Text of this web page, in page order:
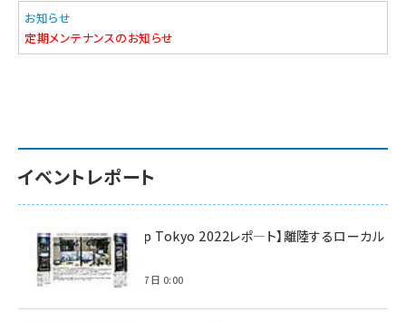
お知らせ
定期メンテナンスのお知らせ
イベントレポート
【Interop Tokyo 2022レポ—ト】離陸するローカル
5G！
2022年7月7日 0:00